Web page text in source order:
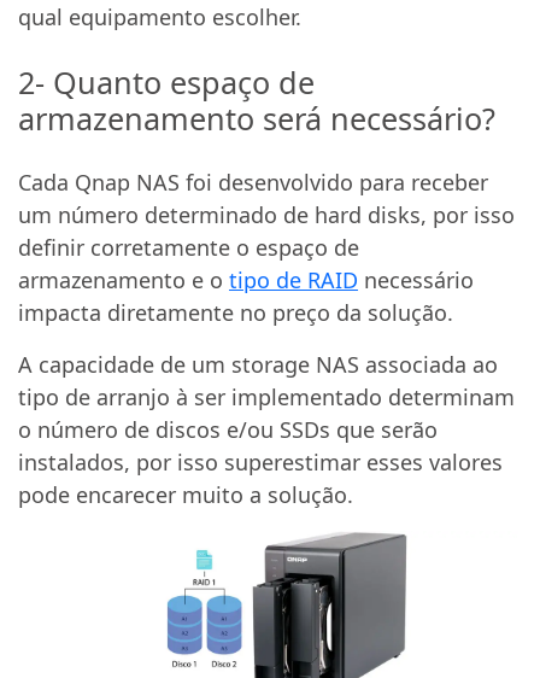
qual equipamento escolher.
2- Quanto espaço de
armazenamento será necessário?
Cada Qnap NAS foi desenvolvido para receber
um número determinado de hard disks, por isso
definir corretamente o espaço de
armazenamento e o tipo de RAID necessário
impacta diretamente no preço da solução.
A capacidade de um storage NAS associada ao
tipo de arranjo à ser implementado determinam
o número de discos e/ou SSDs que serão
instalados, por isso superestimar esses valores
pode encarecer muito a solução.